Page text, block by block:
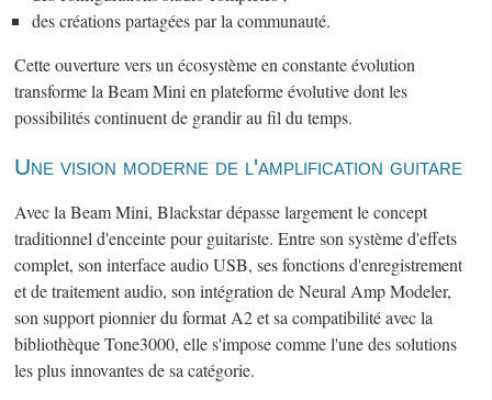
des créations partagées par la communauté.
Cette ouverture vers un écosystème en constante évolution
transforme la Beam Mini en plateforme évolutive dont les
possibilités continuent de grandir au fil du temps.
Une vision moderne de l'amplification guitare
Avec la Beam Mini, Blackstar dépasse largement le concept
traditionnel d'enceinte pour guitariste. Entre son système d'effets
complet, son interface audio USB, ses fonctions d'enregistrement
et de traitement audio, son intégration de Neural Amp Modeler,
son support pionnier du format A2 et sa compatibilité avec la
bibliothèque Tone3000, elle s'impose comme l'une des solutions
les plus innovantes de sa catégorie.